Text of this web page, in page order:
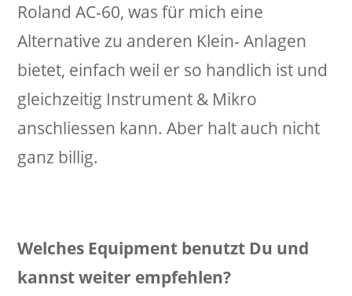
Roland AC-60, was für mich eine
Alternative zu anderen Klein- Anlagen
bietet, einfach weil er so handlich ist und
gleichzeitig Instrument & Mikro
anschliessen kann. Aber halt auch nicht
ganz billig.
Welches Equipment benutzt Du und
kannst weiter empfehlen?